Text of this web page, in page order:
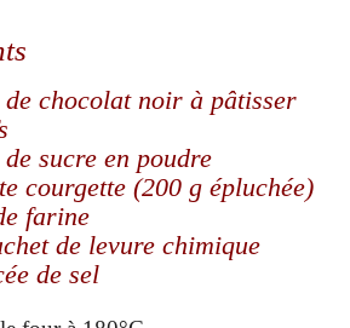
de chocolat noir à pâtisser
sucre en poudre
courgette (200 g épluchée)
farine
de levure chimique
de sel